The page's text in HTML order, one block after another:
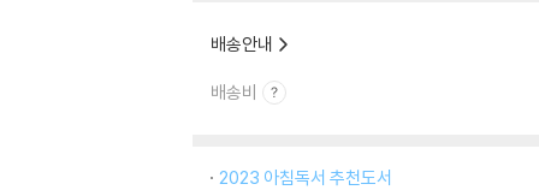
배송안내
배송비
2023 아침독서 추천도서